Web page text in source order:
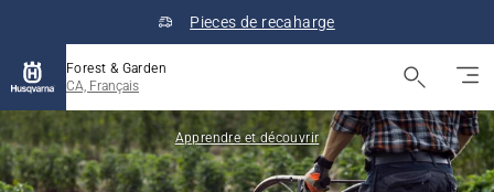
Pieces de recaharge
Forest & Garden
CA, Français
Apprendre et découvrir